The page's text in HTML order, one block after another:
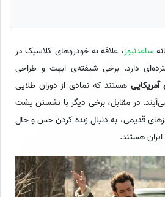
ساعدنیوز، علاقه به خودروهای کلاسیک در
دارد. برخی شیفته‌ی ابهت و طراحی
هستند که نمادی از دوران طلایی
در مقابل، برخی دیگر با نشستن پشت
قدیمی، به دنبال زنده کردن حس و حال